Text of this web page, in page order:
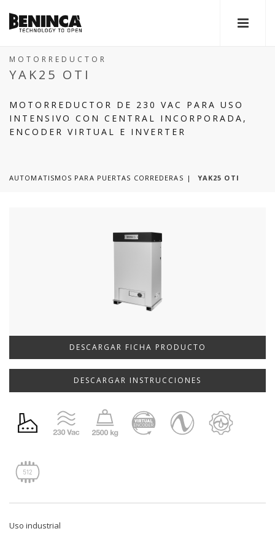
MOTORREDUCTOR
YAK25 OTI
MOTORREDUCTOR DE 230 VAC PARA USO
INTENSIVO CON CENTRAL INCORPORADA,
ENCODER VIRTUAL E INVERTER
AUTOMATISMOS PARA PUERTAS CORREDERAS YAK25 OTI
DESCARGAR FICHA PRODUCTO
DESCARGAR INSTRUCCIONES
Uso industrial